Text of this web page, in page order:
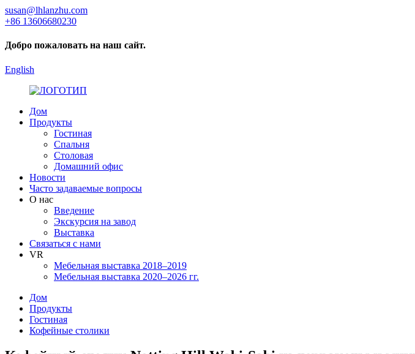
susan@lhlanzhu.com
+86 13606680230
Добро пожаловать на наш сайт.
English
Дом
Продукты
Гостиная
Спальня
Столовая
Домашний офис
Новости
Часто задаваемые вопросы
О нас
Введение
Экскурсия на завод
Выставка
Связаться с нами
VR
Мебельная выставка 2018–2019
Мебельная выставка 2020–2026 гг.
Дом
Продукты
Гостиная
Кофейные столики